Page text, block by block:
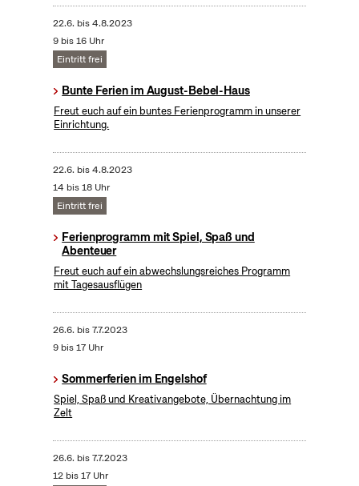
22.6. bis4.8.2023
9 bis 16 Uhr
Eintritt frei
Bunte Ferien im August-Bebel-Haus
Freut euch auf ein buntes Ferienprogramm in unserer
Einrichtung.
22.6. bis4.8.2023
14 bis 18 Uhr
Eintritt frei
Ferienprogramm mit Spiel, Spaß und
Abenteuer
Freut euch auf ein abwechslungsreiches Programm
mit Tagesausflügen
26.6. bis7.7.2023
9 bis 17 Uhr
Sommerferien im Engelshof
Spiel, Spaß und Kreativangebote, Übernachtung im
Zelt
26.6. bis7.7.2023
12 bis 17 Uhr